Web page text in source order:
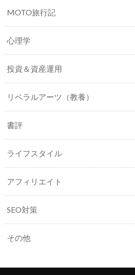
MOTO旅行記
心理学
投資＆資産運用
リベラルアーツ（教養）
書評
ライフスタイル
アフィリエイト
SEO対策
その他